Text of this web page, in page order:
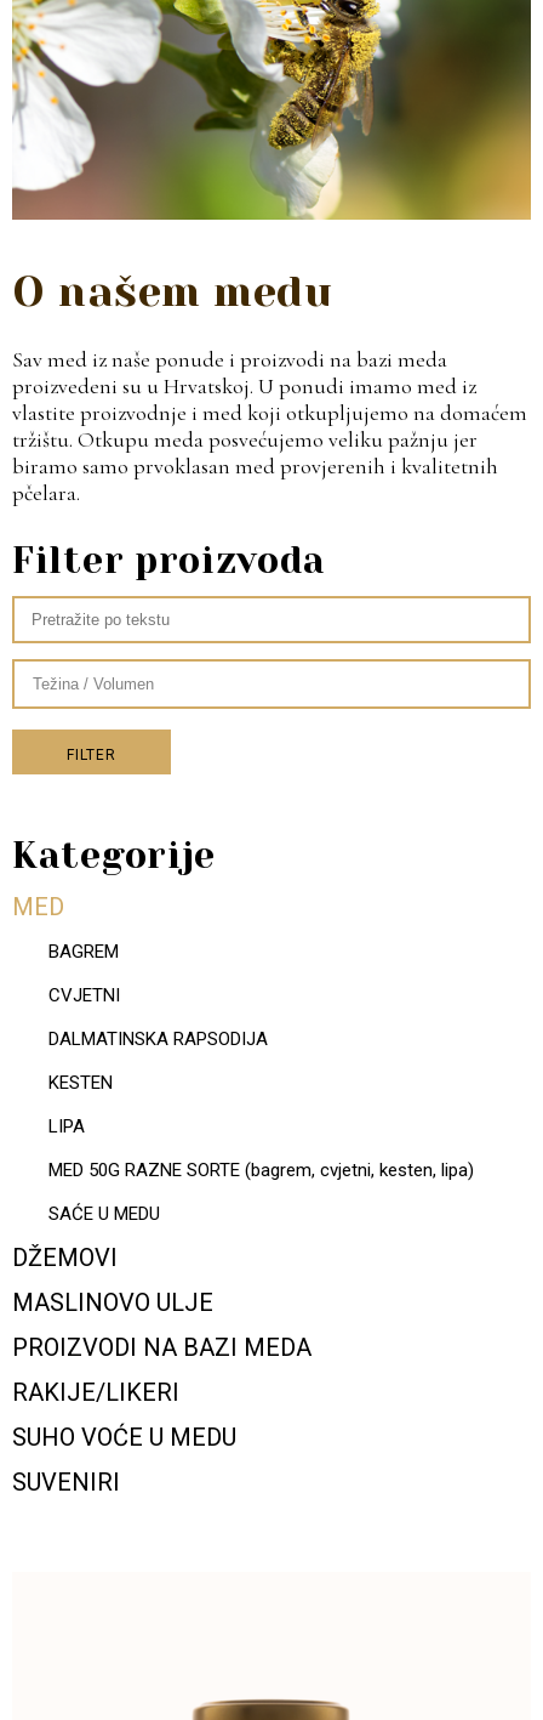
O našem medu
Sav med iz naše ponude i proizvodi na bazi meda
proizvedeni su u Hrvatskoj. U ponudi imamo med iz
vlastite proizvodnje i med koji otkupljujemo na domaćem
tržištu. Otkupu meda posvećujemo veliku pažnju jer
biramo samo prvoklasan med provjerenih i kvalitetnih
pčelara.
Filter proizvoda
FILTER
Kategorije
MED
BAGREM
CVJETNI
DALMATINSKA RAPSODIJA
KESTEN
LIPA
MED 50G RAZNE SORTE (bagrem, cvjetni, kesten, lipa)
SAĆE U MEDU
DŽEMOVI
MASLINOVO ULJE
PROIZVODI NA BAZI MEDA
RAKIJE/LIKERI
SUHO VOĆE U MEDU
SUVENIRI